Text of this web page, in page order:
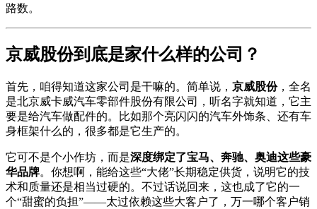
路数。
京威股份到底是家什么样的公司？
首先，咱得知道这家公司是干嘛的。简单说， 京威股份，全名
是北京威卡威汽车零部件股份有限公司，听名字就知道，它主
要是给汽车做配件的。比如那个亮闪闪的汽车外饰条、还有车
身框架什么的，很多都是它生产的。
它可不是个小作坊，而是深度绑定了宝马、奔驰、奥迪这些豪
华品牌。你想啊，能给这些“大佬”长期稳定供货，说明它的技
术和质量还是相当过硬的。不过话说回来，这也成了它的一
个“甜蜜的负担”——太过依赖这些大客户了，万一哪个客户销